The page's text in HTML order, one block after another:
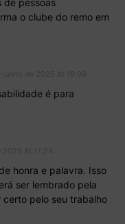
de pessoas
o clube do remo em
é para
honra e palavra. Isso
ser lembrado pela
pelo seu trabalho